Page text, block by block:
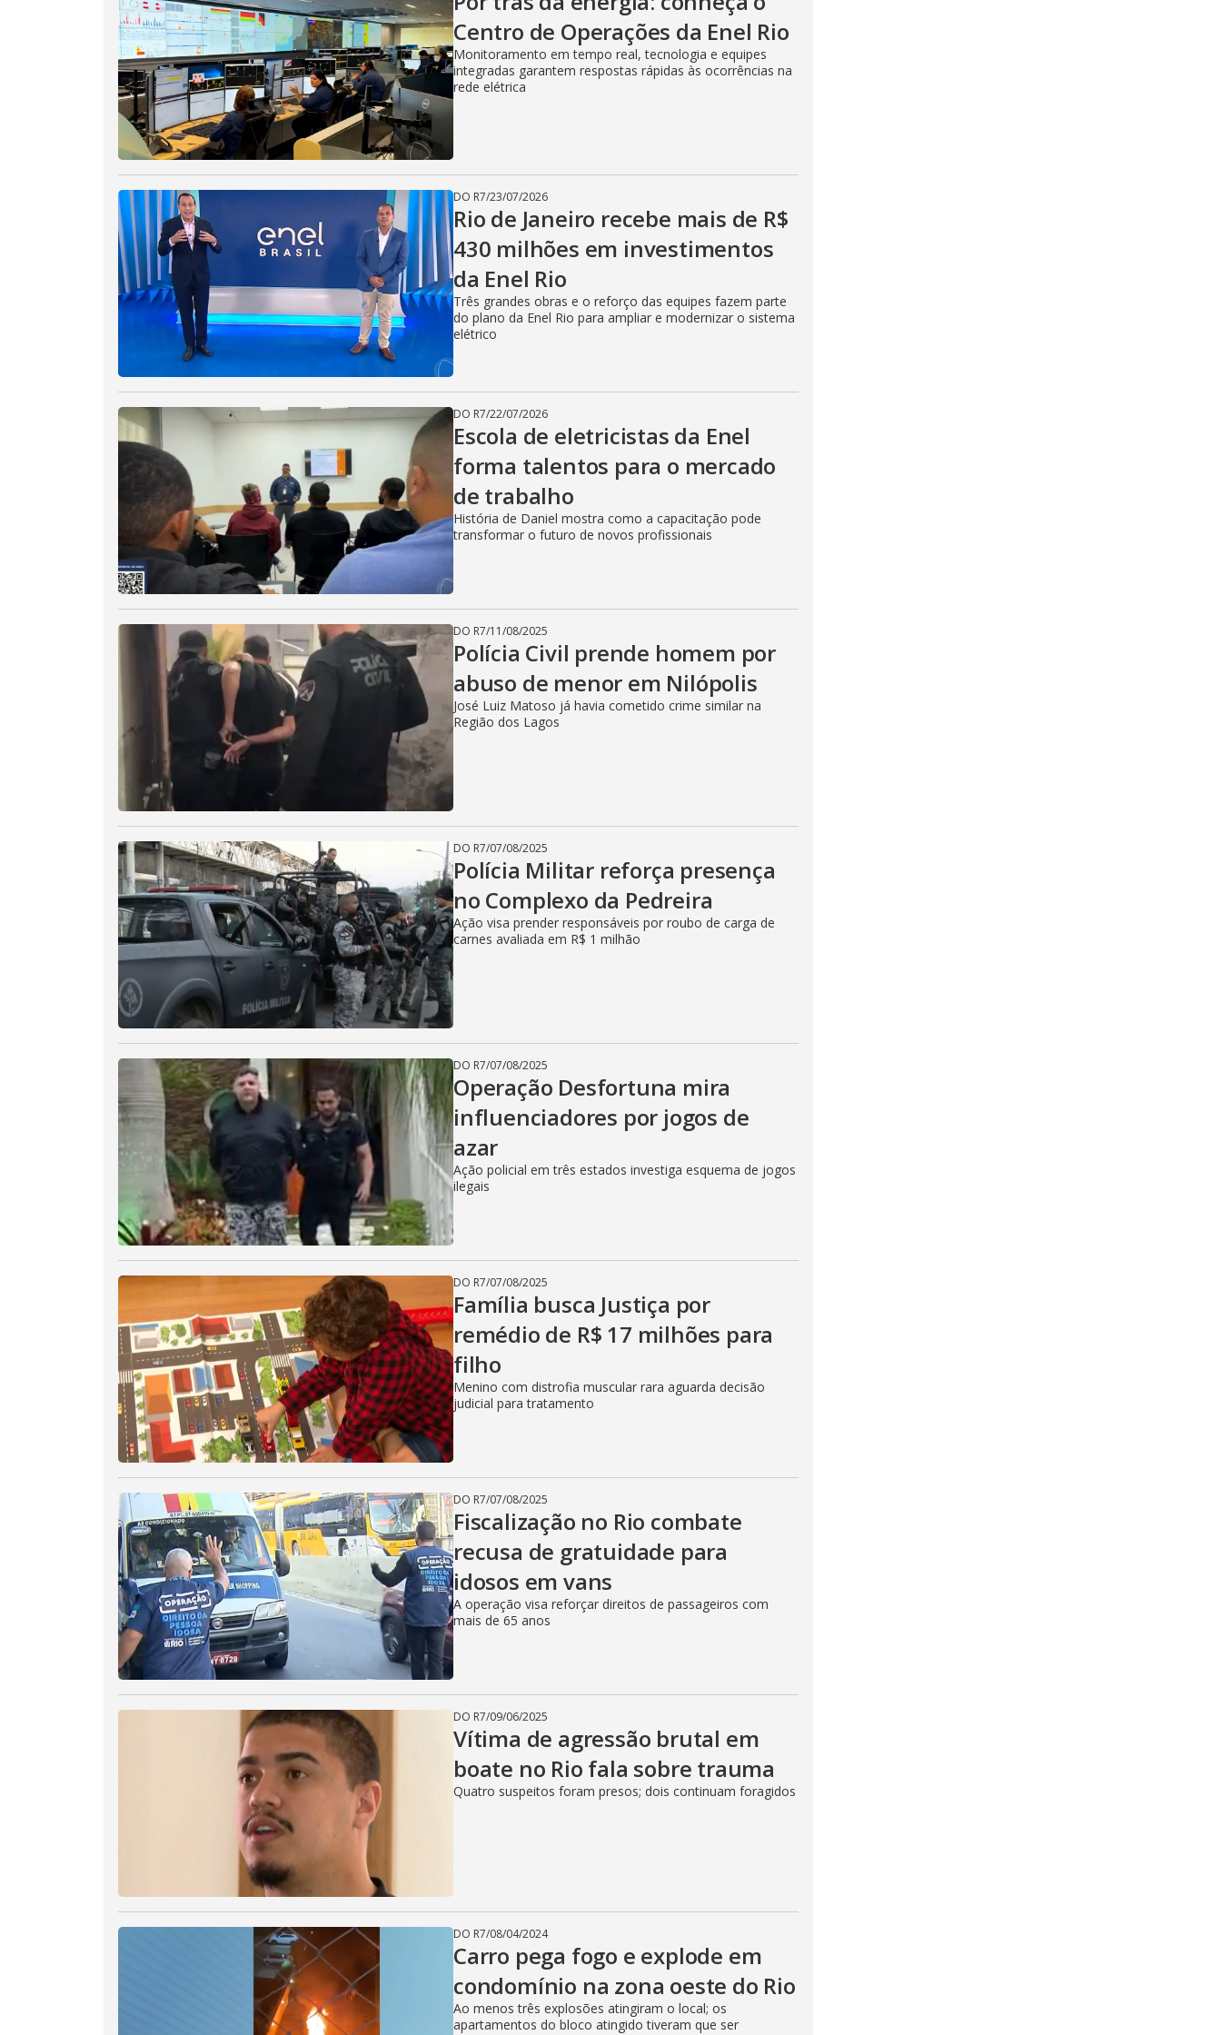
i
d
e
o
Centro de Operações da Enel Rio
Monitoramento em tempo real, tecnologia e equipes
integradas garantem respostas rápidas às ocorrências na
rede elétrica
DO R7/23/07/2026
Rio de Janeiro recebe mais de R$
430 milhões em investimentos
da Enel Rio
Três grandes obras e o reforço das equipes fazem parte
do plano da Enel Rio para ampliar e modernizar o sistema
elétrico
DO R7/22/07/2026
Escola de eletricistas da Enel
forma talentos para o mercado
de trabalho
História de Daniel mostra como a capacitação pode
transformar o futuro de novos profissionais
DO R7/11/08/2025
Polícia Civil prende homem por
abuso de menor em Nilópolis
José Luiz Matoso já havia cometido crime similar na
Região dos Lagos
DO R7/07/08/2025
Polícia Militar reforça presença
no Complexo da Pedreira
Ação visa prender responsáveis por roubo de carga de
carnes avaliada em R$ 1 milhão
DO R7/07/08/2025
Operação Desfortuna mira
influenciadores por jogos de
azar
Ação policial em três estados investiga esquema de jogos
ilegais
DO R7/07/08/2025
Família busca Justiça por
remédio de R$ 17 milhões para
filho
Menino com distrofia muscular rara aguarda decisão
judicial para tratamento
DO R7/07/08/2025
Fiscalização no Rio combate
recusa de gratuidade para
idosos em vans
A operação visa reforçar direitos de passageiros com
mais de 65 anos
DO R7/09/06/2025
Vítima de agressão brutal em
boate no Rio fala sobre trauma
Quatro suspeitos foram presos; dois continuam foragidos
DO R7/08/04/2024
Carro pega fogo e explode em
condomínio na zona oeste do Rio
Ao menos três explosões atingiram o local; os
apartamentos do bloco atingido tiveram que ser